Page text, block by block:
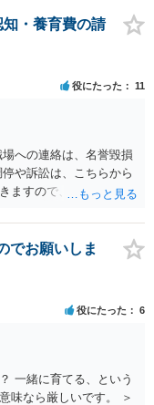
すが、事務所ごとにま
なると20万円くらいが
・養育費の請
役にたった 11
への連絡は、名誉毀損
や訴訟は、こちらから
ますので、連絡不要で
思います。
でお願いしま
役にたった 6
一緒に育てる、という
味なら厳しいです。 ＞